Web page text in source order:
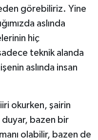
görebiliriz. Yine
aslında
hiç
teknik alanda
aslında insan
okurken, şairin
bazen bir
olabilir, bazen de